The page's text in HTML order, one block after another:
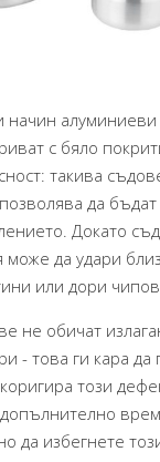
начин алуминиеви
с бяло
такива
да
Докато
да удари
или дори
не обичат
- това ги кара да
този
да избегнете